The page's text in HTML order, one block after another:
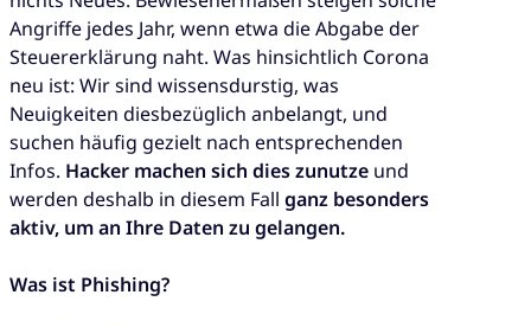
Angriffe jedes Jahr, wenn etwa die Abgabe der
Steuererklärung naht. Was hinsichtlich Corona
neu ist: Wir sind wissensdurstig, was
Neuigkeiten diesbezüglich anbelangt, und
suchen häufig gezielt nach entsprechenden
Infos. Hacker machen sich dies zunutze und
werden deshalb in diesem Fall ganz besonders
aktiv, um an Ihre Daten zu gelangen.
Was ist Phishing?